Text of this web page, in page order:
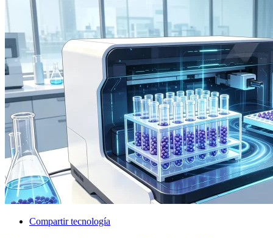
Compartir tecnología